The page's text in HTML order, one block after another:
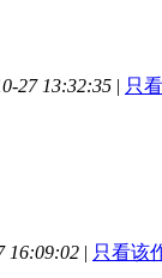
27 13:32:35 | 只
16:09:02 | 只看该